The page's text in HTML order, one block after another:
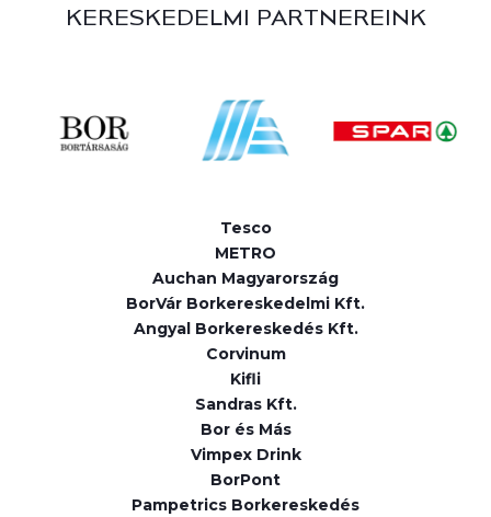
KERESKEDELMI PARTNEREINK
Tesco
METRO
Auchan Magyarország
BorVár Borkereskedelmi Kft.
Angyal Borkereskedés Kft.
Corvinum
Kifli
Sandras Kft.
Bor és Más
Vimpex Drink
BorPont
Pampetrics Borkereskedés